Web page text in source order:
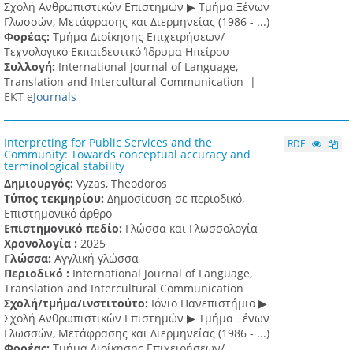
Σχολή Ανθρωπιστικών Επιστημών ▶ Tμήμα Ξένων
Γλωσσών, Mετάφρασης και Διερμηνείας (1986 - ...)
Φορέας: Τμήμα Διοίκησης Επιχειρήσεων/
Τεχνολογικό Εκπαιδευτικό Ίδρυμα Ηπείρου
Συλλογή: International Journal of Language,
Translation and Intercultural Communication |
ΕΚΤ eJournals
Interpreting for Public Services and the
Community: Towards conceptual accuracy and
terminological stability
Δημιουργός: Vyzas, Theodoros
Τύπος τεκμηρίου: Δημοσίευση σε περιοδικό,
Επιστημονικό άρθρο
Επιστημονικό πεδίο: Γλώσσα και Γλωσσολογία
Χρονολογία : 2025
Γλώσσα: Αγγλική γλώσσα
Περιοδικό : International Journal of Language,
Translation and Intercultural Communication
Σχολή/τμήμα/ινστιτούτο: Ιόνιο Πανεπιστήμιο ▶
Σχολή Ανθρωπιστικών Επιστημών ▶ Tμήμα Ξένων
Γλωσσών, Mετάφρασης και Διερμηνείας (1986 - ...)
RDF